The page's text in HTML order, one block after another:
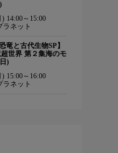
14:00～15:00
ラネット
竜と古代生物SP】
世界 第２集海のモ
)
15:00～16:00
ラネット